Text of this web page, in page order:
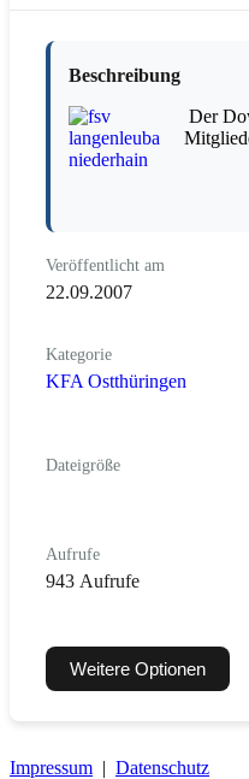
Beschreibung
Der
Veröffentlicht am
22.09.2007
Kategorie
KFA Ostthüringen
Dateigröße
Aufrufe
943 Aufrufe
Weitere Optionen
Impressum | Datenschutz